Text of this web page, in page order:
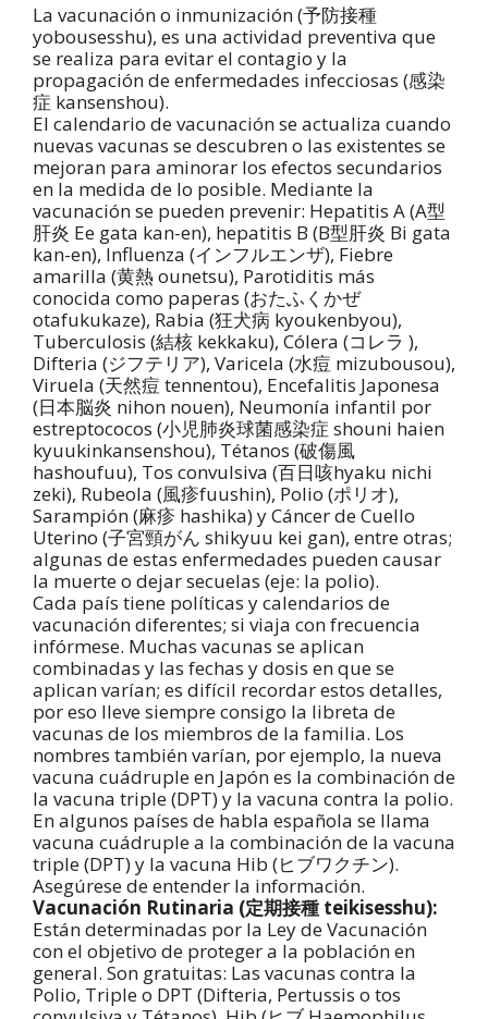
La vacunación o inmunización (予防接種
yobousesshu), es una actividad preventiva que
se realiza para evitar el contagio y la
propagación de enfermedades infecciosas (感染
症 kansenshou).
El calendario de vacunación se actualiza cuando
nuevas vacunas se descubren o las existentes se
mejoran para aminorar los efectos secundarios
en la medida de lo posible. Mediante la
vacunación se pueden prevenir: Hepatitis A (A型
肝炎 Ee gata kan-en), hepatitis B (B型肝炎 Bi gata
kan-en), Influenza (インフルエンザ), Fiebre
amarilla (黄熱 ounetsu), Parotiditis más
conocida como paperas (おたふくかぜ
otafukukaze), Rabia (狂犬病 kyoukenbyou),
Tuberculosis (結核 kekkaku), Cólera (コレラ ),
Difteria (ジフテリア), Varicela (水痘 mizubousou),
Viruela (天然痘 tennentou), Encefalitis Japonesa
(日本脳炎 nihon nouen), Neumonía infantil por
estreptococos (小児肺炎球菌感染症 shouni haien
kyuukinkansenshou), Tétanos (破傷風
hashoufuu), Tos convulsiva (百日咳hyaku nichi
zeki), Rubeola (風疹fuushin), Polio (ポリオ),
Sarampión (麻疹 hashika) y Cáncer de Cuello
Uterino (子宮頸がん shikyuu kei gan), entre otras;
algunas de estas enfermedades pueden causar
la muerte o dejar secuelas (eje: la polio).
Cada país tiene políticas y calendarios de
vacunación diferentes; si viaja con frecuencia
infórmese. Muchas vacunas se aplican
combinadas y las fechas y dosis en que se
aplican varían; es difícil recordar estos detalles,
por eso lleve siempre consigo la libreta de
vacunas de los miembros de la familia. Los
nombres también varían, por ejemplo, la nueva
vacuna cuádruple en Japón es la combinación de
la vacuna triple (DPT) y la vacuna contra la polio.
En algunos países de habla española se llama
vacuna cuádruple a la combinación de la vacuna
triple (DPT) y la vacuna Hib (ヒブワクチン).
Asegúrese de entender la información.
Vacunación Rutinaria (定期接種 teikisesshu):
Están determinadas por la Ley de Vacunación
con el objetivo de proteger a la población en
general. Son gratuitas: Las vacunas contra la
Polio, Triple o DPT (Difteria, Pertussis o tos